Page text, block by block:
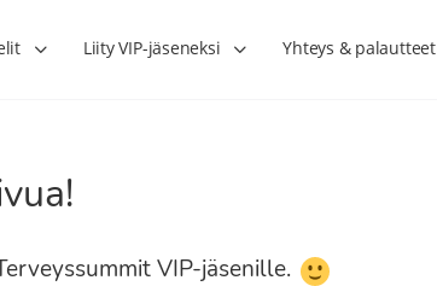
Liity VIP-jäseneksi Yhteys & palautteet
VIP-jäsenille.